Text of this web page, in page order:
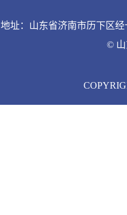
地址：山东省济南市历下区
©